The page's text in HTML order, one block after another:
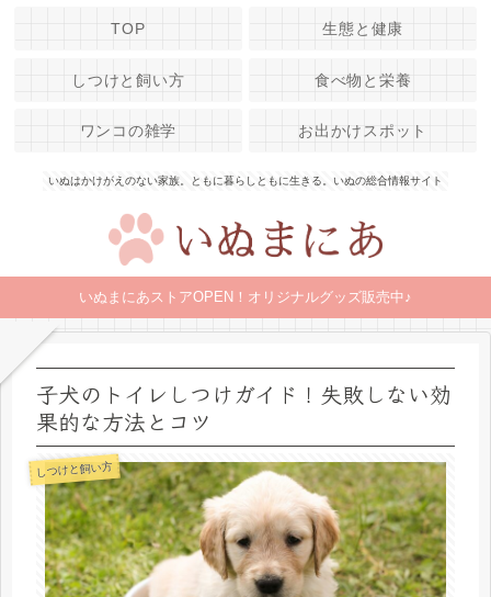
いぬはかけがえのない家族。ともに暮らしともに生きる。いぬの総合情報サイト
TOP 生態と健康
しつけと飼い方 食べ物と栄養
ワンコの雑学 お出かけスポット
いぬまにあストアOPEN！オリジナルグッズ販売中♪
子犬のトイレしつけガイド！失敗しない効
果的な方法とコツ
しつけと飼い方